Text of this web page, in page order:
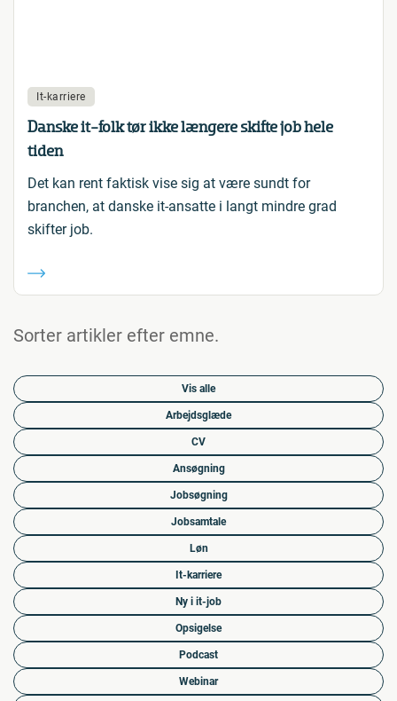
It-karriere
Danske it-folk tør ikke længere skifte job hele
tiden
Det kan rent faktisk vise sig at være sundt for
branchen, at danske it-ansatte i langt mindre grad
skifter job.
Sorter artikler efter emne.
Vis alle
Arbejdsglæde
CV
Ansøgning
Jobsøgning
Jobsamtale
Løn
It-karriere
Ny i it-job
Opsigelse
Podcast
Webinar